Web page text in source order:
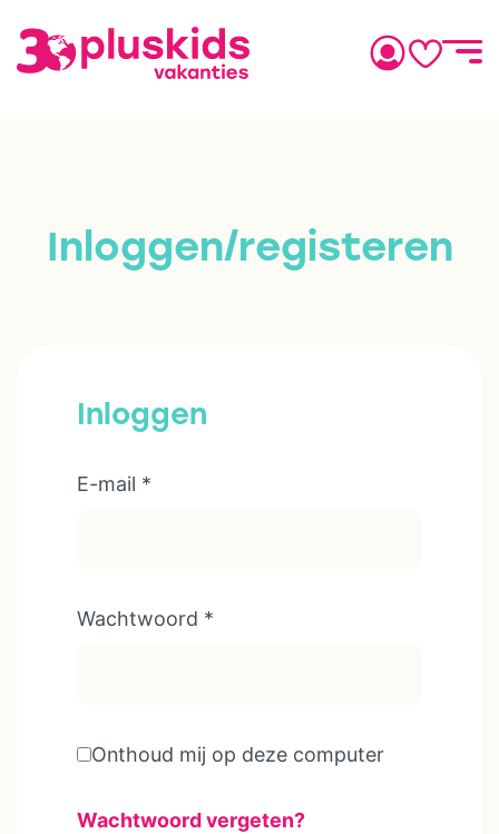
Inloggen/registeren
Inloggen
E-mail *
Wachtwoord *
Onthoud mij op deze computer
Wachtwoord vergeten?